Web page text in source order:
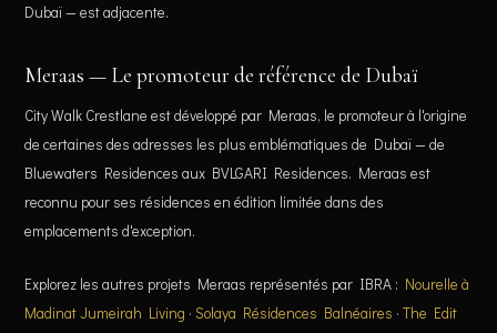
Dubaï — est adjacente.
Meraas — Le promoteur de référence de Dubaï
City Walk Crestlane est développé par Meraas, le promoteur à l'origine
de certaines des adresses les plus emblématiques de Dubaï — de
Bluewaters Residences aux BVLGARI Residences. Meraas est
reconnu pour ses résidences en édition limitée dans des
emplacements d'exception.
Explorez les autres projets Meraas représentés par IBRA : Nourelle à
Madinat Jumeirah Living ·Solaya Résidences Balnéaires ·The Edit